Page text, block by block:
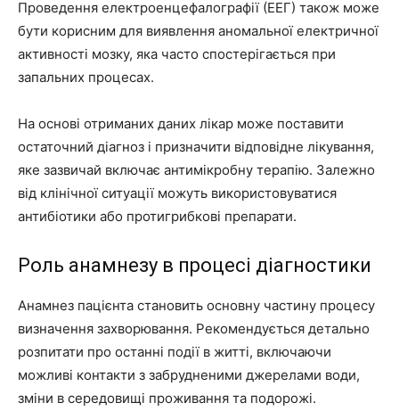
Проведення електроенцефалографії (ЕЕГ) також може
бути корисним для виявлення аномальної електричної
активності мозку, яка часто спостерігається при
запальних процесах.
На основі отриманих даних лікар може поставити
остаточний діагноз і призначити відповідне лікування,
яке зазвичай включає антимікробну терапію. Залежно
від клінічної ситуації можуть використовуватися
антибіотики або протигрибкові препарати.
Роль анамнезу в процесі діагностики
Анамнез пацієнта становить основну частину процесу
визначення захворювання. Рекомендується детально
розпитати про останні події в житті, включаючи
можливі контакти з забрудненими джерелами води,
зміни в середовищі проживання та подорожі.